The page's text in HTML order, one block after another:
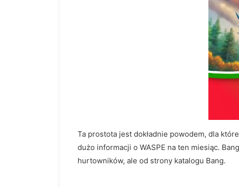
Ta prostota jest dokładnie powodem, dla
dużo informacji o WASPE na ten miesiąc.
hurtowników, ale od strony katalogu Bang.